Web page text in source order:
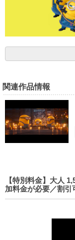
関連作品情報
【特別料金】大人
加料金が必要／割